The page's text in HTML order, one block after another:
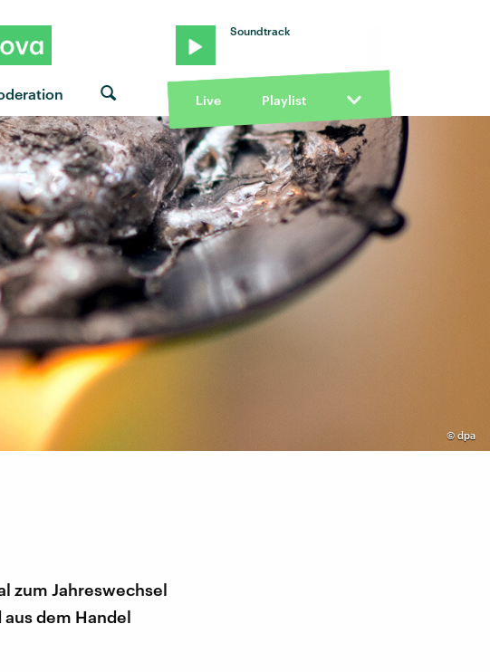
Soundtrack
Live Playlist
© dpa
zum Jahreswechsel
dem Handel